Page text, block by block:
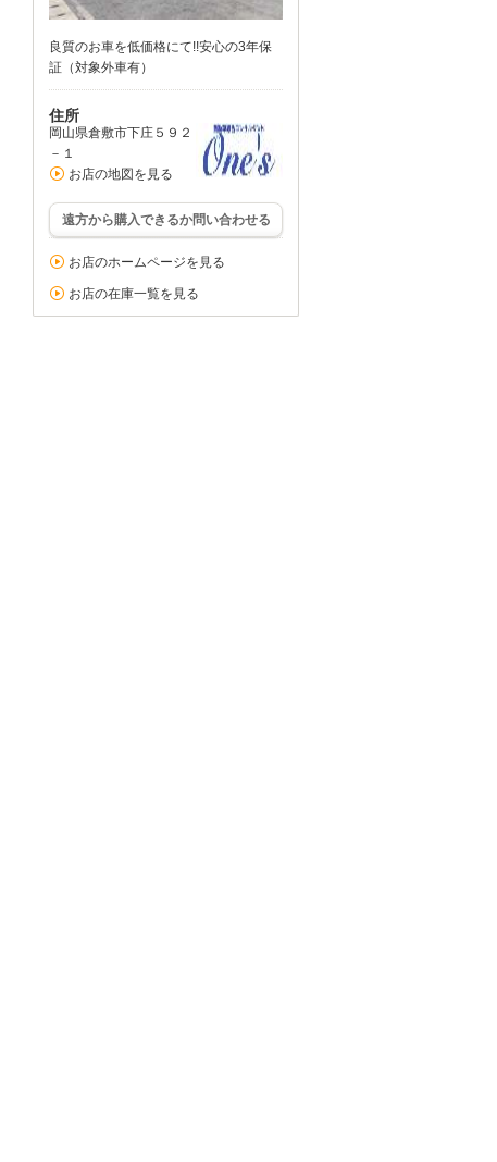
良質のお車を低価格にて!!安心の3年保
証（対象外車有）
住所
岡山県倉敷市下庄５９２
－１
お店の地図を見る
遠方から購入できるか問い合わせる
お店のホームページを見る
お店の在庫一覧を見る